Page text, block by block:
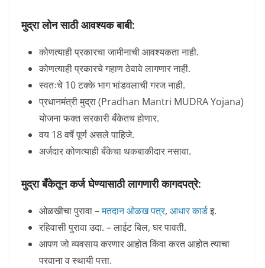
मुद्रा लोन साठी आवश्यक बाबी:
कोणत्याही प्रकारचा जामीनाची आवश्यकता नाही.
कोणत्याही प्रकारचे गहाण ठेवावे लागणार नाही.
स्वतःचे 10 टक्के भाग भांडवलाची गरज नाही.
प्रधानमंत्री मुद्रा (Pradhan Mantri MUDRA Yojana)
योजना फक्त सरकारी बँकेतच होणार.
वय 18 वर्षे पूर्ण असले पाहिजे.
अर्जदार कोणत्याही बँकेचा थकबाकीदार नसावा.
मुद्रा बँकेतून कर्ज घेण्यासाठी लागणारी कागदपत्रे:
ओळखीचा पुरावा –मतदान ओळख पत्र, आधार कार्डइ.
रहिवासी पुरावा उदा. – लाईट बिल, घर पावती.
आपण जो व्यवसाय करणार आहोत किंवा करत आहोत त्याचा
परवाना व स्थायी पत्ता.